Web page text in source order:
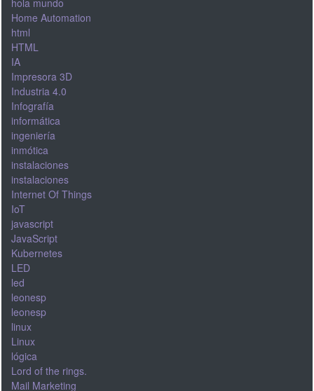
hola mundo
Home Automation
html
HTML
IA
Impresora 3D
Industria 4.0
Infografía
informática
ingeniería
inmótica
instalaciones
instalaciones
Internet Of Things
IoT
javascript
JavaScript
Kubernetes
LED
led
leonesp
leonesp
linux
Linux
lógica
Lord of the rings.
Mail Marketing